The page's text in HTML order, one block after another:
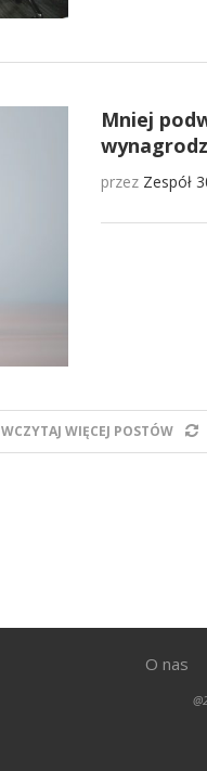
Mniej
przez Zespół
WCZYTAJ WIĘCEJ POSTÓW
O nas